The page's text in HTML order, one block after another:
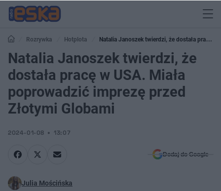
Rozrywka Hotplota
Natalia Janoszek twierdzi, że dostała pracę w
USA. Miała poprowadzić imprezę przed Złotymi Globami
Natalia Janoszek twierdzi, że
dostała pracę w USA. Miała
poprowadzić imprezę przed
Złotymi Globami
2024-01-08 13:07
Dodaj do Google
Julia Mościńska